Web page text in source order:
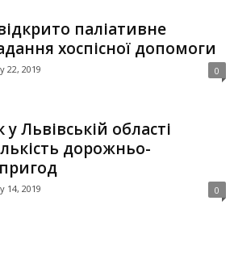
паліативне
хоспісної допомоги
22, 2019 0
Львівській області
дорожньо-
14, 2019 0